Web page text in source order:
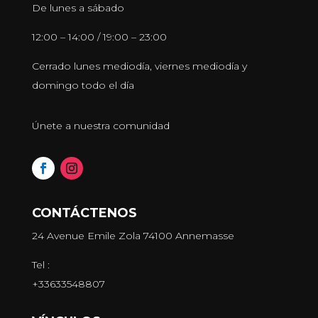
De lunes a sábado
12:00 – 14:00 / 19:00 – 23:00
Cerrado lunes mediodía, viernes mediodía y
domingo todo el día
Únete a nuestra comunidad
CONTÁCTENOS
24 Avenue Emile Zola 74100 Annemasse
Tel :
+33633548807